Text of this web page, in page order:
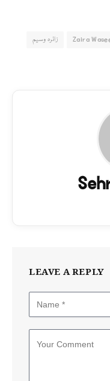
Zaira
زائرہ وسیم
LEAVE A REPLY